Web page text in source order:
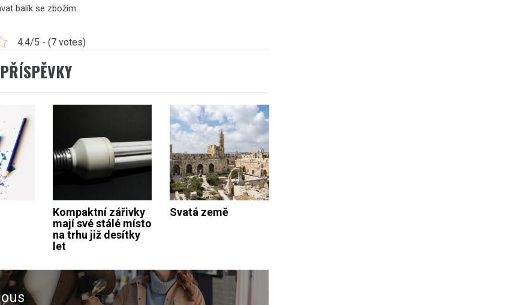
balík se zbožím.
4.4/5 - (7 votes)
Kompaktní zářivky
mají své stálé místo
na trhu již desítky
let
Svatá země